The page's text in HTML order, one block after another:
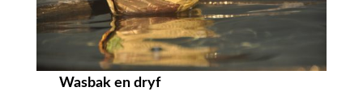
Wasbak en dryf